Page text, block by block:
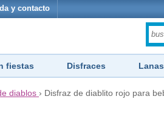
y contacto
fiestas Disfraces
diablos › Disfraz de diablito rojo para